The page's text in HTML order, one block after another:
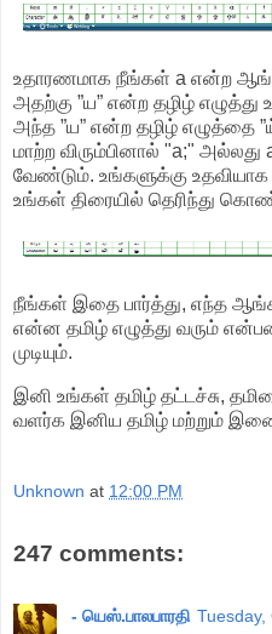
உதாரணமாக நீங்கள் a என்ற
அதற்கு ”ய” என்ற தழிழ்
அந்த ”ய” என்ற தழிழ் எழுத்தை
மாற்ற விரும்பினால் "a;" அல்லது
வேண்டும். உங்களுக்கு
உங்கள் திரையில் தெரிந்து
நீங்கள் இதை பார்த்து, எந்த
என்ன தமிழ் எழுத்து வரும்
முடியும்.
இனி உங்கள் தமிழ் தட்டச்சு,
வளர்க இனிய தமிழ் மற்றும்
Unknown at 12:00 PM
247 comments:
- யெஸ்.பாலபாரதி Tuesday,